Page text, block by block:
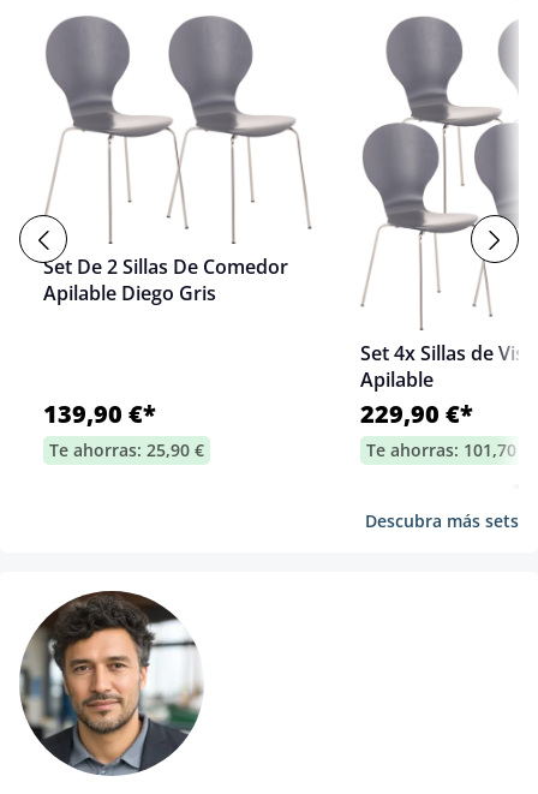
Set De 2 Sillas De Comedor
Apilable Diego Gris
139,90 €*
Te ahorras: 25,90 €
Set 4x Sillas de
Apilable
229,90 €*
Te ahorras: 101,70 €
Descubra más sets